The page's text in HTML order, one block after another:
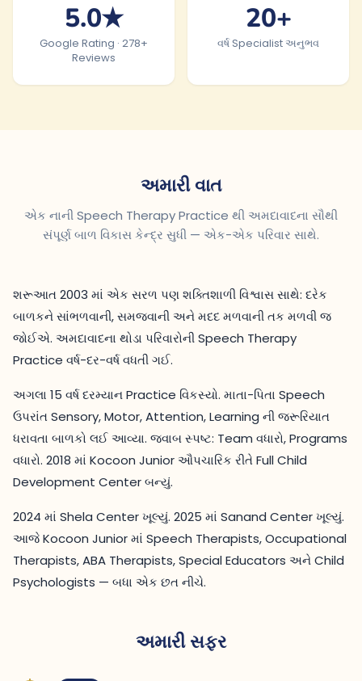
5.0★
Google Rating · 278+
Reviews
20+
વર્ષ Specialist અનુભવ
અમારી વાત
એક નાની Speech Therapy Practice થી અમદાવાદના સૌથી
સંપૂર્ણ બાળ વિકાસ કેન્દ્ર સુધી — એક-એક પરિવાર સાથે.
શરૂઆત 2003 માં એક સરળ પણ શક્તિશાળી વિશ્વાસ સાથે: દરેક
બાળકને સાંભળવાની, સમજવાની અને મદદ મળવાની તક મળવી જ
જોઈએ. અમદાવાદના થોડા પરિવારોની Speech Therapy
Practice વર્ષ-દર-વર્ષ વધતી ગઈ.
અગલા 15 વર્ષ દરમ્યાન Practice વિકસ્યો. માતા-પિતા Speech
ઉપરાંત Sensory, Motor, Attention, Learning ની જરૂરિયાત
ધરાવતા બાળકો લઈ આવ્યા. જવાબ સ્પષ્ટ: Team વધારો, Programs
વધારો. 2018 માં Kocoon Junior ઔપચારિક રીતે Full Child
Development Center બન્યું.
2024 માં Shela Center ખૂલ્યું. 2025 માં Sanand Center ખૂલ્યું.
આજે Kocoon Junior માં Speech Therapists, Occupational
Therapists, ABA Therapists, Special Educators અને Child
Psychologists — બધા એક છત નીચે.
અમારી સફર